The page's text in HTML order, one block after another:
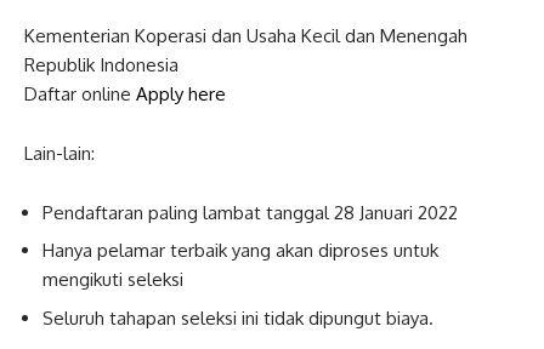
Kementerian Koperasi dan Usaha Kecil dan Menengah
Republik Indonesia
Daftar online Apply here
Lain-lain:
Pendaftaran paling lambat tanggal 28 Januari 2022
Hanya pelamar terbaik yang akan diproses untuk
mengikuti seleksi
Seluruh tahapan seleksi ini tidak dipungut biaya.